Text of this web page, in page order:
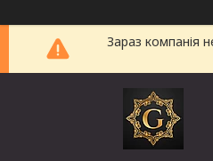
Зараз компанія